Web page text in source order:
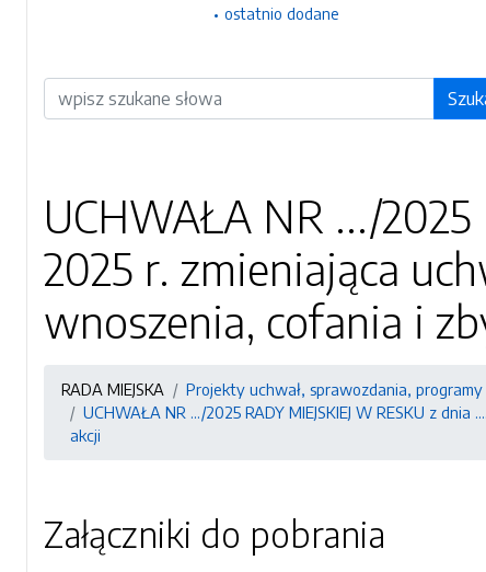
ostatnio dodane
Wyszukiwarka
UCHWAŁA NR .../2025
2025 r. zmieniająca
wnoszenia, cofania i
RADA MIEJSKA Projekty uchwał, sprawozdania, programy
UCHWAŁA NR .../2025 RADY MIEJSKIEJ W RESKU z
akcji
Załączniki do pobrania